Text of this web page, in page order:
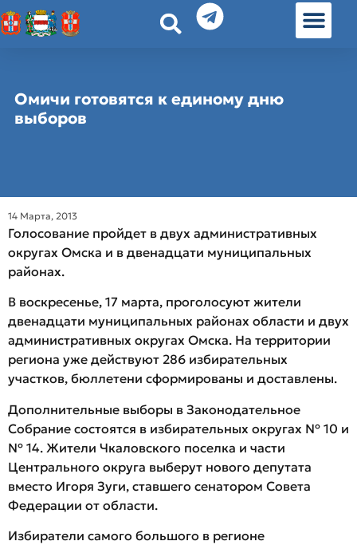
Омичи готовятся к единому дню
выборов
14 Марта, 2013
Голосование пройдет в двух административных
округах Омска и в двенадцати муниципальных
районах.
В воскресенье, 17 марта, проголосуют жители
двенадцати муниципальных районах области и двух
административных округах Омска. На территории
региона уже действуют 286 избирательных
участков, бюллетени сформированы и доставлены.
Дополнительные выборы в Законодательное
Собрание состоятся в избирательных округах № 10 и
№ 14. Жители Чкаловского поселка и части
Центрального округа выберут нового депутата
вместо Игоря Зуги, ставшего сенатором Совета
Федерации от области.
Избиратели самого большого в регионе